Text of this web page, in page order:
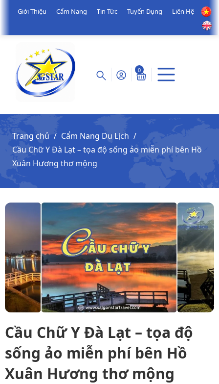
Giới Thiệu Cẩm Nang Tin Tức Tuyển Dụng Liên Hệ
0
Trang chủ
Cẩm Nang Du Lịch
Cầu Chữ Y Đà Lạt – tọa độ sống ảo miễn phí bên Hồ
Xuân Hương thơ mộng
Cầu Chữ Y Đà Lạt – tọa độ
sống ảo miễn phí bên Hồ
Xuân Hương thơ mộng